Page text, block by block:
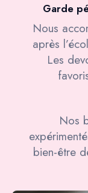
Garde
Nous
après
Les
Nos
bien-être